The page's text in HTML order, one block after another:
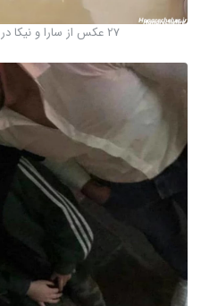
27 عکس از سارا و نیکا در لباس عروس شگفت‌انگیز